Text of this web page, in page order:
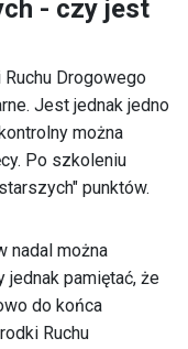
- czy jest
Drogowego
Jest jednak jedno
można
Po szkoleniu
punktów.
nadal można
jednak pamiętać, że
do końca
Ruchu